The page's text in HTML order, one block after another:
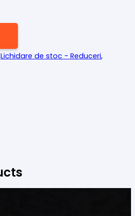
Lichidare de stoc - Reduceri,